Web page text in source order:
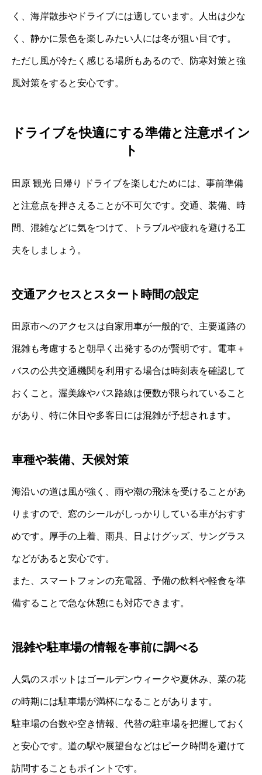
く、海岸散歩やドライブには適しています。人出は少な
く、静かに景色を楽しみたい人には冬が狙い目です。
ただし風が冷たく感じる場所もあるので、防寒対策と強
風対策をすると安心です。
ドライブを快適にする準備と注意ポイン
ト
田原 観光 日帰り ドライブを楽しむためには、事前準備
と注意点を押さえることが不可欠です。交通、装備、時
間、混雑などに気をつけて、トラブルや疲れを避ける工
夫をしましょう。
交通アクセスとスタート時間の設定
田原市へのアクセスは自家用車が一般的で、主要道路の
混雑も考慮すると朝早く出発するのが賢明です。電車＋
バスの公共交通機関を利用する場合は時刻表を確認して
おくこと。渥美線やバス路線は便数が限られていること
があり、特に休日や多客日には混雑が予想されます。
車種や装備、天候対策
海沿いの道は風が強く、雨や潮の飛沫を受けることがあ
りますので、窓のシールがしっかりしている車がおすす
めです。厚手の上着、雨具、日よけグッズ、サングラス
などがあると安心です。
また、スマートフォンの充電器、予備の飲料や軽食を準
備することで急な休憩にも対応できます。
混雑や駐車場の情報を事前に調べる
人気のスポットはゴールデンウィークや夏休み、菜の花
の時期には駐車場が満杯になることがあります。
駐車場の台数や空き情報、代替の駐車場を把握しておく
と安心です。道の駅や展望台などはピーク時間を避けて
訪問することもポイントです。